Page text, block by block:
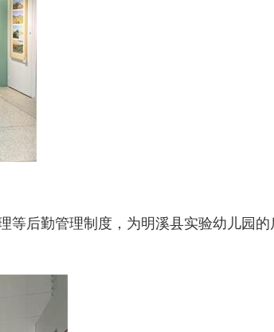
后勤管理制度，为明溪县实验幼儿园的